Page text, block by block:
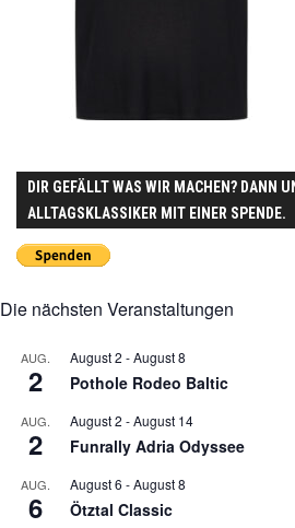
DIR GEFÄLLT WAS WIR MACHEN? DANN
ALLTAGSKLASSIKER MIT EINER SPENDE.
Die nächsten Veranstaltungen
AUG.
2
August 2 -August 8
Pothole Rodeo Baltic
AUG.
2
August 2 -August 14
Funrally Adria Odyssee
AUG.
6
August 6 -August 8
Ötztal Classic